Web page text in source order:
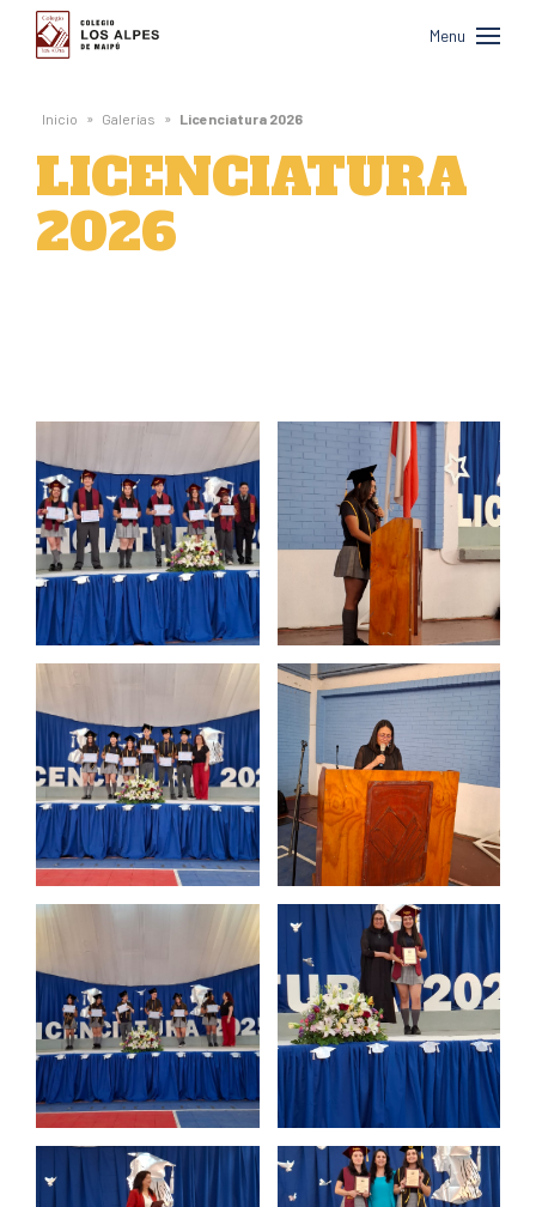
Colegio
Los
Alpes
de
Maipú
Menu
Inicio » Galerías » Licenciatura 2026
LICENCIATURA
2026